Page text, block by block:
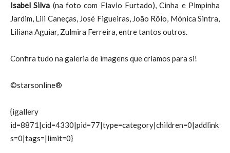
Isabel Silva (na foto com Flavio Furtado), Cinha e Pimpinha
Jardim, Lili Caneças, José Figueiras, João Rôlo, Mónica Sintra,
Liliana Aguiar, Zulmira Ferreira, entre tantos outros.
Confira tudo na galeria de imagens que criamos para si!
©starsonline®
{igallery
id=8871|cid=4330|pid=77|type=category|children=0|addlink
s=0|tags=|limit=0}